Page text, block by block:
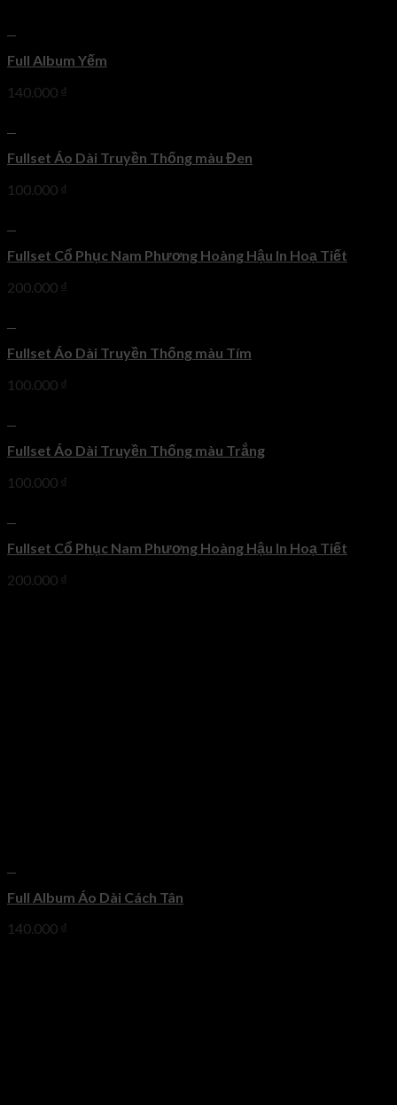
Full Album Yếm
140.000 ₫
Fullset Áo Dài Truyền Thống màu Đen
100.000 ₫
Fullset Cổ Phục Nam Phương Hoàng Hậu In Hoạ Tiết
200.000 ₫
Fullset Áo Dài Truyền Thống màu Tím
100.000 ₫
Fullset Áo Dài Truyền Thống màu Trắng
100.000 ₫
Fullset Cổ Phục Nam Phương Hoàng Hậu In Hoạ Tiết
200.000 ₫
Full Album Áo Dài Cách Tân
140.000 ₫